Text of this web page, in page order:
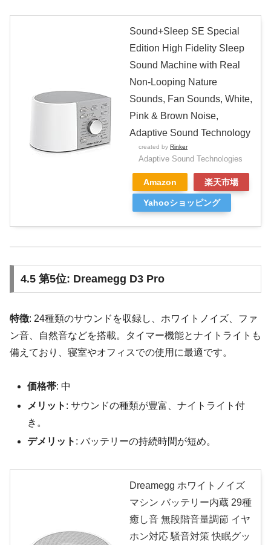
Sound+Sleep SE Special
Edition High Fidelity Sleep
Sound Machine with Real
Non-Looping Nature
Sounds, Fan Sounds, White,
Pink & Brown Noise,
Adaptive Sound Technology
created by Rinker
Adaptive Sound Technologies
Amazon 楽天市場
Yahooショッピング
4.5 第5位: Dreamegg D3 Pro
特徴: 24種類のサウンドを収録し、ホワイトノイズ、ファ
ン音、自然音などを搭載。タイマー機能とナイトライトも
備えており、寝室やオフィスでの使用に最適です。
価格帯: 中
メリット : サウンドの種類が豊富、ナイトライト付
き。
デメリット : バッテリーの持続時間が短め。
Dreamegg ホワイトノイズ
マシン バッテリー内蔵 29種
癒し音 無段階音量調節 イヤ
ホン対応 騒音対策 快眠グッ